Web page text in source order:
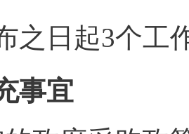
之日起3个工
事宜